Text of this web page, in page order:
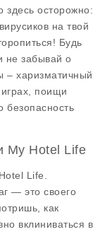
здесь осторожно:
на твой
Будь
не забывай о
– харизматичный
поищи
My Hotel Life
Life
— это своего
как
вклиниваться в